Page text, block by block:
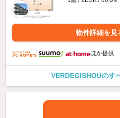
物件詳細を見
ほか提供
VERDEGISHOUのす